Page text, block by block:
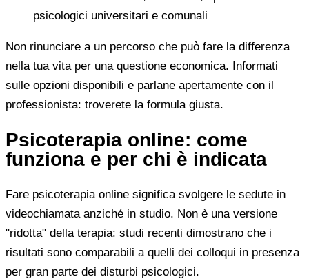
psicologici universitari e comunali
Non rinunciare a un percorso che può fare la differenza
nella tua vita per una questione economica. Informati
sulle opzioni disponibili e parlane apertamente con il
professionista: troverete la formula giusta.
Psicoterapia online: come
funziona e per chi è indicata
Fare psicoterapia online significa svolgere le sedute in
videochiamata anziché in studio. Non è una versione
"ridotta" della terapia: studi recenti dimostrano che i
risultati sono comparabili a quelli dei colloqui in presenza
per gran parte dei disturbi psicologici.